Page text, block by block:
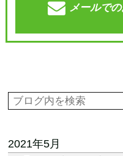
メールでの
2021年5月